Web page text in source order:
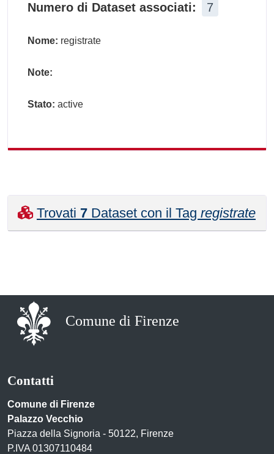
Numero di Dataset associati: 7
Nome: registrate
Note:
Stato: active
Trovati 7 Dataset con il Tag registrate
Comune di Firenze
Contatti
Comune di Firenze
Palazzo Vecchio
Piazza della Signoria - 50122, Firenze
P.IVA 01307110484